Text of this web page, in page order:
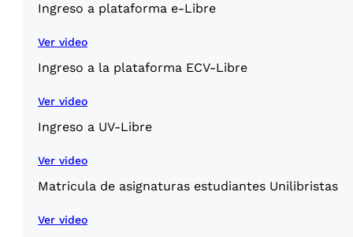
Ingreso a plataforma e-Libre
Ver video
Ingreso a la plataforma ECV-Libre
Ver video
Ingreso a UV-Libre
Ver video
Matricula de asignaturas estudiantes Unilibristas
Ver video